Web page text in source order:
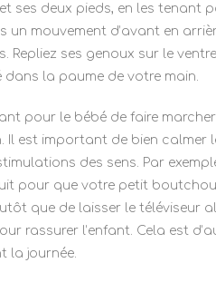
ses deux pieds, en les tenant
un mouvement d’avant en
Repliez ses genoux sur le
dans la paume de votre main.
pour le bébé de faire
Il est important de bien calmer
des sens. Par
pour que votre petit
que de laisser le téléviseur
rassurer l’enfant. Cela est
la journée.